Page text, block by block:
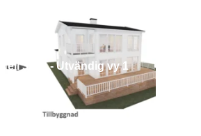
3104 - Utvändig vy 1